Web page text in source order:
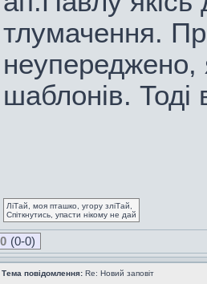
тлумачення.
неупереджено,
шаблонів. Тоді
ЛіТай, моя пташко, угору зліТай,
Спіткнутись, упасти нікому не дай
0 (0-0)
Тема повідомлення: Re: Новий заповіт